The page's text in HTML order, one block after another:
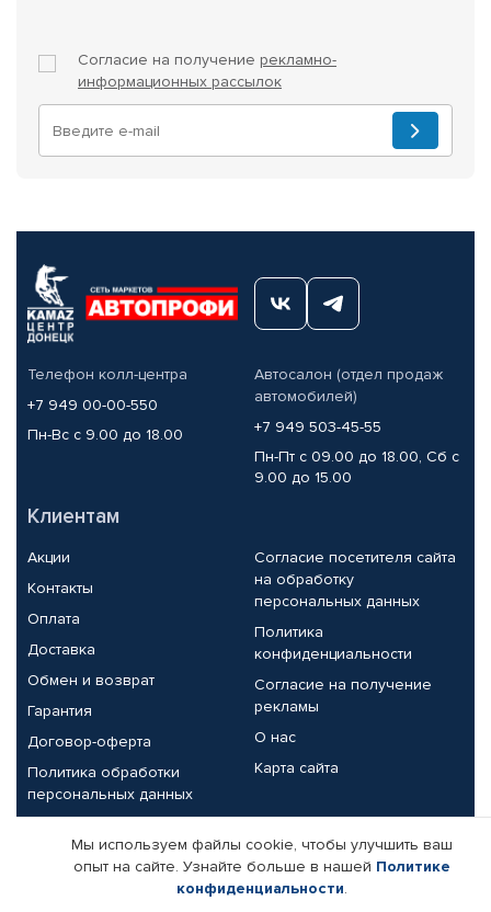
Согласие на получение рекламно-
информационных рассылок
Телефон колл-центра
+7 949 00-00-550
Пн-Вс с 9.00 до 18.00
Автосалон (отдел продаж
автомобилей)
+7 949 503-45-55
Пн-Пт с 09.00 до 18.00, Сб с
9.00 до 15.00
Клиентам
Акции
Контакты
Оплата
Доставка
Обмен и возврат
Гарантия
Договор-оферта
Политика обработки
персональных данных
Согласие посетителя сайта
на обработку
персональных данных
Политика
конфиденциальности
Согласие на получение
рекламы
О нас
Карта сайта
Партнерам
Корпоративным клиентам
Реквизиты компании
Мы используем файлы cookie, чтобы улучшить ваш
опыт на сайте. Узнайте больше в нашей Политике
конфиденциальности.